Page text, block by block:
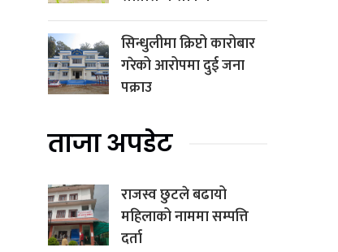
सिन्धुलीमा क्रिप्टो कारोबार
गरेको आरोपमा दुई जना
पक्राउ
ताजा अपडेट
राजस्व छुटले बढायो
महिलाको नाममा सम्पत्ति
दर्ता